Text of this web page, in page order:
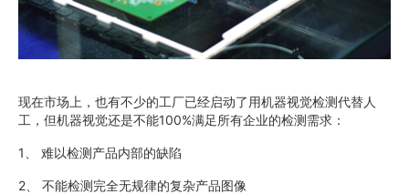
现在市场上，也有不少的工厂已经启动了用机器视觉检测代替人
工，但机器视觉还是不能100%满足所有企业的检测需求：
1、 难以检测产品内部的缺陷
2、 不能检测完全无规律的复杂产品图像